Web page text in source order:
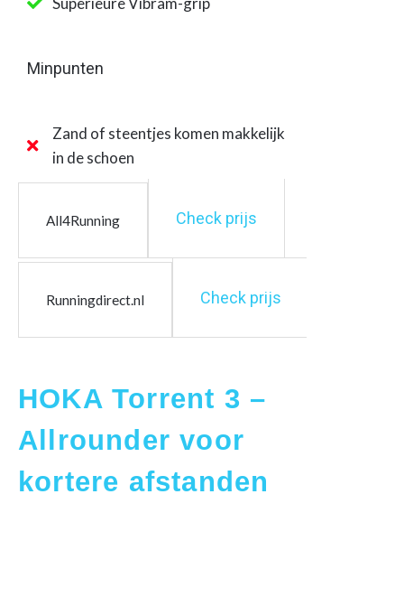
Minpunten
Zand of steentjes komen makkelijk
in de schoen
All4Running Check prijs
Runningdirect.nl Check prijs
HOKA Torrent 3 –
Allrounder voor
kortere afstanden